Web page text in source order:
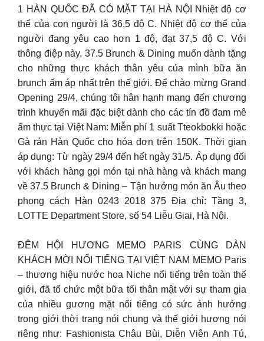
1 HÀN QUỐC ĐÃ CÓ MẶT TẠI HÀ NỘI️ Nhiệt độ cơ
thể của con người là 36,5 độ C. Nhiệt độ cơ thể của
người đang yêu cao hơn 1 độ, đạt 37,5 độ C. Với
thông điệp này, 37.5 Brunch & Dining muốn dành tặng
cho những thực khách thân yêu của mình bữa ăn
brunch ấm áp nhất trên thế giới. Để chào mừng Grand
Opening 29/4, chúng tôi hân hạnh mang đến chương
trình khuyến mãi đặc biệt dành cho các tín đồ đam mê
ẩm thực tại Việt Nam: Miễn phí 1 suất Tteokbokki hoặc
Gà rán Hàn Quốc cho hóa đơn trên 150K. Thời gian
áp dụng: Từ ngày 29/4 đến hết ngày 31/5. Áp dụng đối
với khách hàng gọi món tại nhà hàng và khách mang
về 37.5 Brunch & Dining – Tận hưởng món ăn Âu theo
phong cách Hàn 0243 2018 375 Địa chỉ: Tầng 3,
LOTTE Department Store, số 54 Liễu Giai, Hà Nội.
ĐÊM HỘI HƯƠNG MEMO PARIS CÙNG DÀN
KHÁCH MỜI NỔI TIẾNG TẠI VIỆT NAM MEMO Paris
– thương hiệu nước hoa Niche nổi tiếng trên toàn thế
giới, đã tổ chức một bữa tối thân mật với sự tham gia
của nhiều gương mặt nổi tiếng có sức ảnh hưởng
trong giới thời trang nói chung và thế giới hương nói
riêng như: Fashionista Châu Bùi, Diễn Viên Anh Tú,